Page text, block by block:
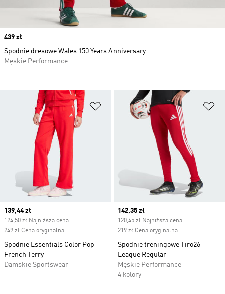
Dodaj do listy życzeń
Current price
139,44 zł
124,50 zł Najniższa cena
249 zł Cena oryginalna
Spodnie Essentials Color Pop
French Terry
Damskie Sportswear
Current price
142,35 zł
120,45 zł Najniższa cena
219 zł Cena oryginalna
Spodnie treningowe Tiro26
League Regular
Męskie Performance
4 kolory
Price
439 zł
Spodnie dresowe Wales 150 Years Anniversary
Męskie Performance